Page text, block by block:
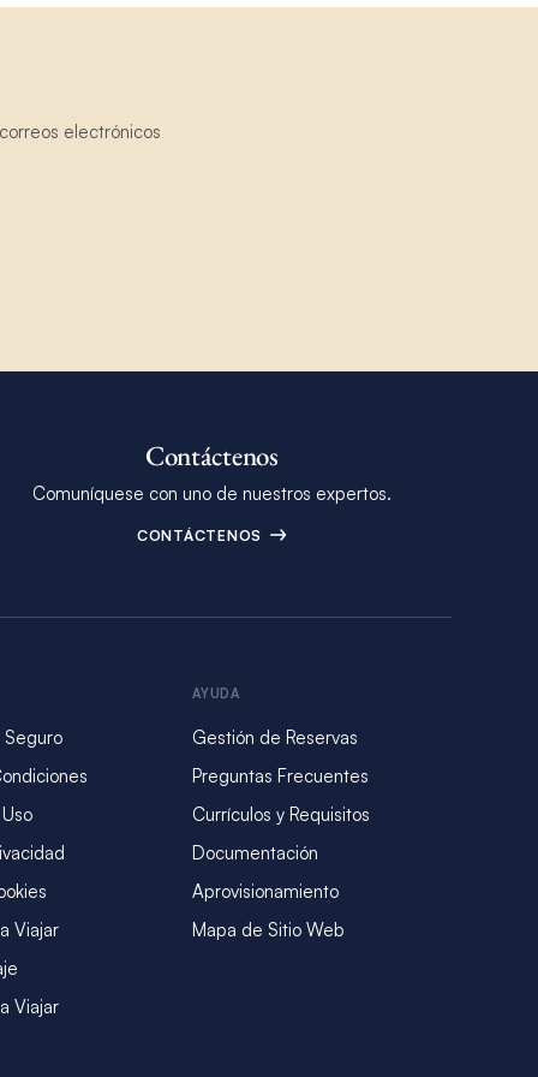
electrónicos
Contáctenos
Comuníquese con uno de nuestros expertos.
CONTÁCTENOS
Viajar
Viajar
AYUDA
Gestión de Reservas
Preguntas Frecuentes
Currículos y Requisitos
Documentación
Aprovisionamiento
Mapa de Sitio Web